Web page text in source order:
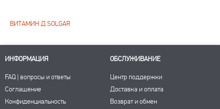
ВИТАМИН Д SOLGAR
ИНФОРМАЦИЯ
FAQ | вопросы и ответы
Соглашение
Конфиденциальность
ОБСЛУЖИВАНИЕ
Центр поддержки
Доставка и оплата
Возврат и обмен